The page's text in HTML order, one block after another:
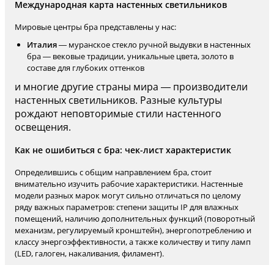
Международная карта настенных светильников
Мировые центры бра представлены у нас:
Италия— муранское стекло ручной выдувки в настенных
бра — вековые традиции, уникальные цвета, золото в
составе для глубоких оттенков
и многие другие страны мира — производители
настенных светильников. Разные культуры
рождают неповторимые стили настенного
освещения.
Как не ошибиться с бра: чек-лист характеристик
Определившись с общим направлением бра, стоит
внимательно изучить рабочие характеристики. Настенные
модели разных марок могут сильно отличаться по целому
ряду важных параметров: степени защиты IP для влажных
помещений, наличию дополнительных функций (поворотный
механизм, регулируемый кронштейн), энергопотреблению и
классу энергоэффективности, а также количеству и типу ламп
(LED, галоген, накаливания, филамент).